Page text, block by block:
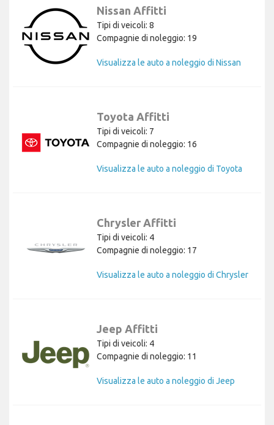
Nissan Affitti
Tipi di veicoli: 8
Compagnie di noleggio: 19
Visualizza le auto a noleggio di Nissan
Toyota Affitti
Tipi di veicoli: 7
Compagnie di noleggio: 16
Visualizza le auto a noleggio di Toyota
Chrysler Affitti
Tipi di veicoli: 4
Compagnie di noleggio: 17
Visualizza le auto a noleggio di Chrysler
Jeep Affitti
Tipi di veicoli: 4
Compagnie di noleggio: 11
Visualizza le auto a noleggio di Jeep